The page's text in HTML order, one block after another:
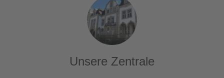
Unsere Zentrale